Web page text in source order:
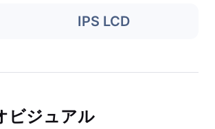
IPS LCD
ビジュアル